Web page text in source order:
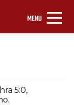
MENU
5:0,